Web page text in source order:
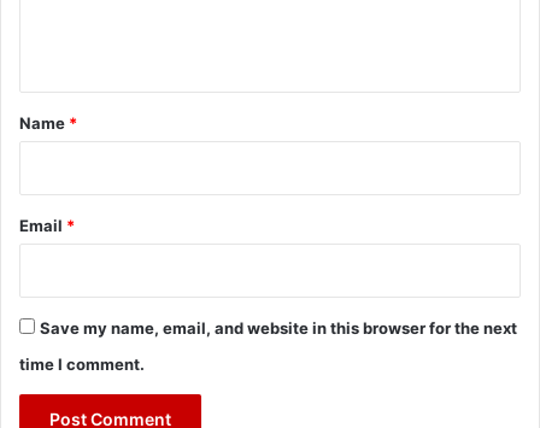
*
Name *
Email *
Save my name, email, and website in this browser for the next
time I comment.